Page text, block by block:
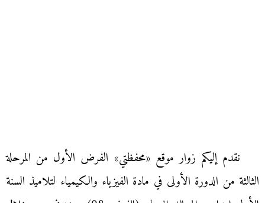
نقدم إليكم زوار موقع «محفظتي» الفرض الأول من المرحلة
الثالثة من الدورة الأولى في مادة الفيزياء والكيمياء لتلاميذ السنة